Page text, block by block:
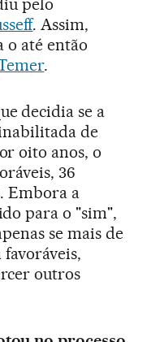
pelo
. Assim,
o até então
.
decidia se a
de
oito anos, o
36
Embora a
para o "sim",
se mais de
outros